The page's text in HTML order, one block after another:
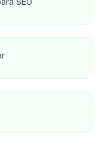
SEO